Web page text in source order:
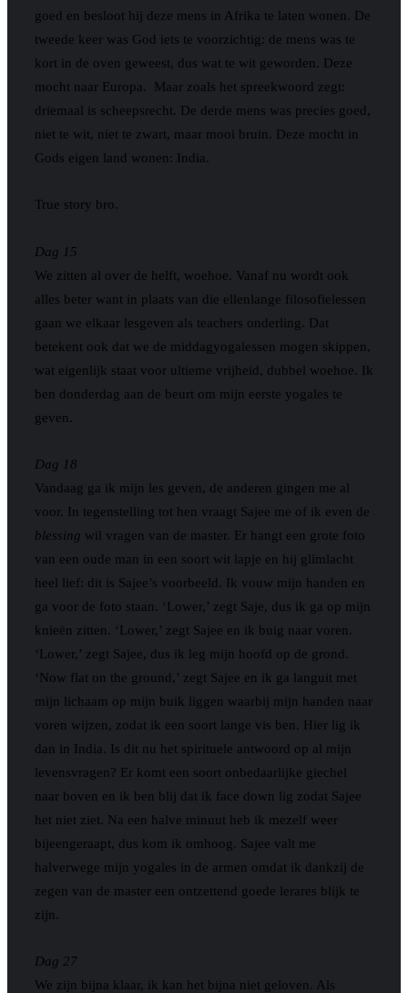
goed en besloot hij deze mens in Afrika te laten wonen. De
tweede keer was God iets te voorzichtig: de mens was te
kort in de oven geweest, dus wat te wit geworden. Deze
mocht naar Europa.
Maar zoals het spreekwoord zegt:
driemaal is scheepsrecht. De derde mens was precies goed,
niet te wit, niet te zwart, maar mooi bruin. Deze mocht in
Gods eigen land wonen: India.
True story bro.
Dag 15
We zitten al over de helft, woehoe. Vanaf nu wordt ook
alles beter want in plaats van die ellenlange filosofielessen
gaan we elkaar lesgeven als teachers onderling. Dat
betekent ook dat we de middagyogalessen mogen skippen,
wat eigenlijk staat voor ultieme vrijheid, dubbel woehoe. Ik
ben donderdag aan de beurt om mijn eerste yogales te
geven.
Dag 18
Vandaag ga ik mijn les geven, de anderen gingen me al
voor. In tegenstelling tot hen vraagt Sajee me of ik even de
blessing wil vragen van de master. Er hangt een grote foto
van een oude man in een soort wit lapje en hij glimlacht
heel lief: dit is Sajee’s voorbeeld. Ik vouw mijn handen en
ga voor de foto staan. ‘Lower,’ zegt Saje, dus ik ga op mijn
knieën zitten. ‘Lower,’ zegt Sajee en ik buig naar voren.
‘Lower,’ zegt Sajee, dus ik leg mijn hoofd op de grond.
‘Now flat on the ground,’ zegt Sajee en ik ga languit met
mijn lichaam op mijn buik liggen waarbij mijn handen naar
voren wijzen, zodat ik een soort lange vis ben. Hier lig ik
dan in India. Is dit nu het spirituele antwoord op al mijn
levensvragen? Er komt een soort onbedaarlijke giechel
naar boven en ik ben blij dat ik face down lig zodat Sajee
het niet ziet. Na een halve minuut heb ik mezelf weer
bijeengeraapt, dus kom ik omhoog. Sajee valt me
halverwege mijn yogales in de armen omdat ik dankzij de
zegen van de master een ontzettend goede lerares blijk te
zijn.
Dag 27
We zijn bijna klaar, ik kan het bijna niet geloven. Als